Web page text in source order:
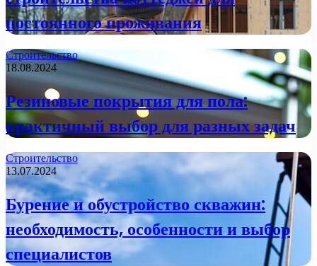
постоянного проживания
Строительство
18.08.2024
Резиновые покрытия для пола:
практичный выбор для разных задач
Строительство
13.07.2024
Бурение и обустройство скважин:
необходимость, особенности и выбор
специалистов